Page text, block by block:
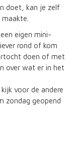
doet, kan je zelf
eigen mini-
rond of kom
doen of met
over wat er in het
voor de andere
zondag geopend